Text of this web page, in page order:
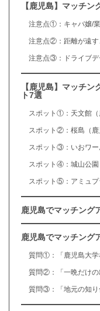
【鹿児島】マッチ
注意点①：キャバ嬢/
注意点②：距離が遠す
注意点③：ドライブデ
【鹿児島】マッチ
ト7選
スポット①：天文館（
スポット②：桜島（鹿
スポット③：いおワー
スポット④：城山公園
スポット⑤：アミュプ
鹿児島でマッチング
鹿児島でマッチング
質問①：「鹿児島大学
質問②：「一晩だけの
質問③：「地元の知り